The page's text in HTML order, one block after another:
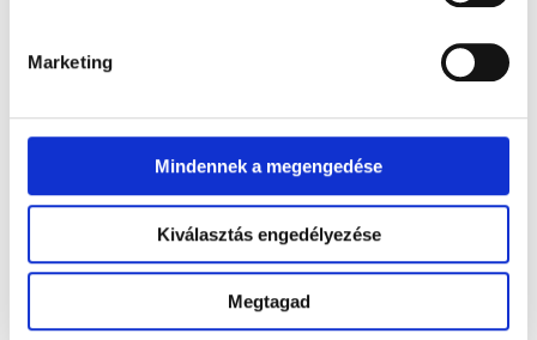
Marketing
Mindennek a megengedése
Kiválasztás engedélyezése
Megtagad
Miről fog szólni az előadás?
Íme a fókusztémáink amiket kifejtek az előadásban:
Az önbizalom 4 tartóoszlopa